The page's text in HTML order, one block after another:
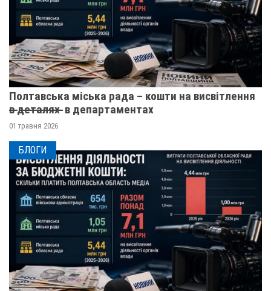
Полтавська міська рада – кошти на висвітлення
в̶ ̶д̶е̶т̶а̶л̶я̶х̶ ̶ в департаментах
01 травня 2026
БЛОГИ